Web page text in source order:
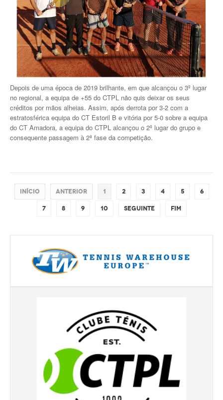
Depois de uma época de 2019 brilhante, em que alcançou o 3º lugar
no regional, a equipa de +55 do CTPL não quis deixar os seus
créditos por mãos alheias. Assim, após derrota por 3-2 com a
estratosférica equipa do CT Estoril B e vitória por 5-0 sobre a equipa
do CT Amadora, a equipa do CTPL alcançou o 2º lugar do grupo e
consequente passagem à 2ª fase da competição.
Início Anterior 1 2 3 4 5 6
7 8 9 10 Seguinte Fim